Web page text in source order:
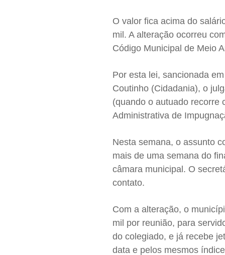
O valor fica acima do
mil. A alteração ocorreu
Código Municipal de Meio
Por esta lei, sancionada
Coutinho (Cidadania), o
(quando o autuado recorre
Administrativa de
Nesta semana, o assunto
mais de uma semana do
câmara municipal. O
contato.
Com a alteração, o
mil por reunião, para
do colegiado, e já recebe
data e pelos mesmos